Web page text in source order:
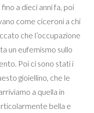
a dieci anni fa, poi
come ciceroni a chi
che l’occupazione
un eufemismo sullo
Poi ci sono stati i
gioiellino, che le
a quella in
bella e